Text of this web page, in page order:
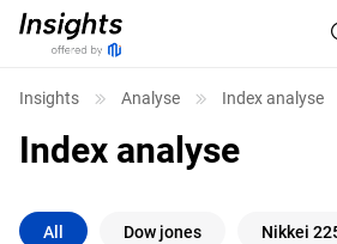
Insights Analyse Index analyse
Index analyse
All Dow jones Nikkei